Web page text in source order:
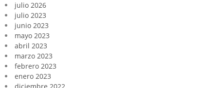
julio 2026
julio 2023
junio 2023
mayo 2023
abril 2023
marzo 2023
febrero 2023
enero 2023